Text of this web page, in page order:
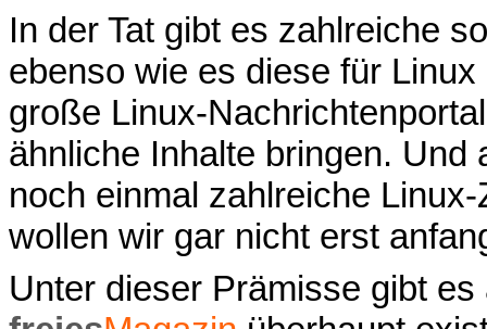
In der Tat gibt es zahlreiche
ebenso wie es diese für
große Linux-
ähnliche Inhalte bringen. Und
noch einmal zahlreiche
wollen wir gar nicht erst
Unter dieser Prämisse gibt